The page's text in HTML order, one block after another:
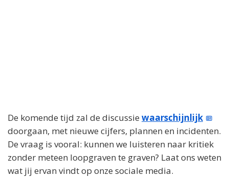
De komende tijd zal de discussie waarschijnlijk
doorgaan, met nieuwe cijfers, plannen en incidenten.
De vraag is vooral: kunnen we luisteren naar kritiek
zonder meteen loopgraven te graven? Laat ons weten
wat jij ervan vindt op onze sociale media.